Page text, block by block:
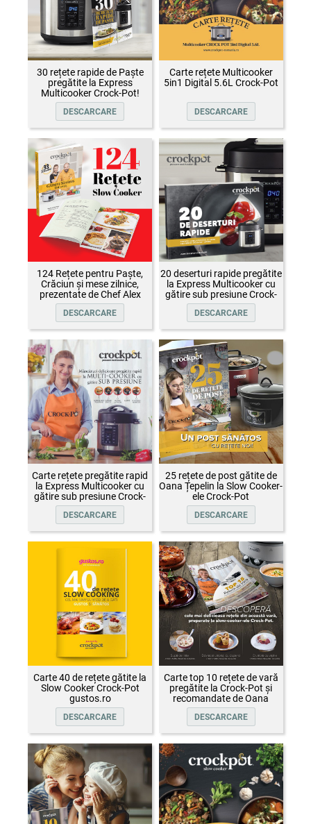
30 rețete rapide de Paște
pregătite la Express
Multicooker Crock-Pot!
DESCARCARE
Carte rețete Multicooker
5in1 Digital 5.6L Crock-Pot
DESCARCARE
124 Rețete pentru Paște,
Crăciun și mese zilnice,
prezentate de Chef Alex
Cîrțu și invitații săi
DESCARCARE
20 deserturi rapide pregătite
la Express Multicooker cu
gătire sub presiune Crock-
Pot
DESCARCARE
Carte rețete pregătite rapid
la Express Multicooker cu
gătire sub presiune Crock-
Pot
DESCARCARE
25 rețete de post gătite de
Oana Țepelin la Slow Cooker-
ele Crock-Pot
DESCARCARE
Carte 40 de rețete gătite la
Slow Cooker Crock-Pot
gustos.ro
DESCARCARE
Carte top 10 rețete de vară
pregătite la Crock-Pot și
recomandate de Oana
Țepelin
DESCARCARE